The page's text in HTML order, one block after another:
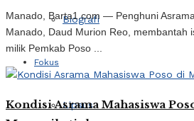
Biografi
Fokus
Lipsus
Manado, Barta1.com — Penghuni
Manado, Daud Murion Reo, membantah
milik Pemkab Poso ...
Kondisi Asrama Mahasiswa